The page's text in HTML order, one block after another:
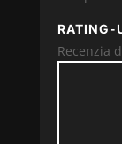
RATING-
Recenzia